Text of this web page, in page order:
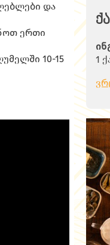
და
ერთი
10-15
1
3
3
1
2-
2
2